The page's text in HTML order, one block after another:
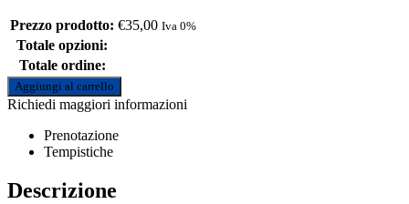
Prezzo prodotto: €35,00 Iva 0%
Totale opzioni:
Totale ordine:
Aggiungi al carrello
Richiedi maggiori informazioni
Prenotazione
Tempistiche
Descrizione